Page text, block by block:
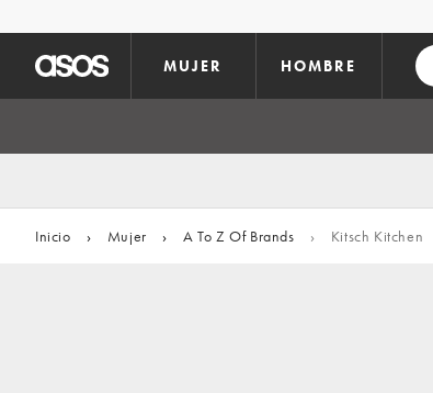
MUJER HOMBRE
Inicio › Mujer › A To Z Of Brands › Kitsch Kitchen